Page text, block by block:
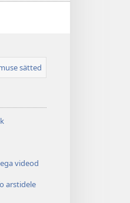
sätted
videod
arstidele